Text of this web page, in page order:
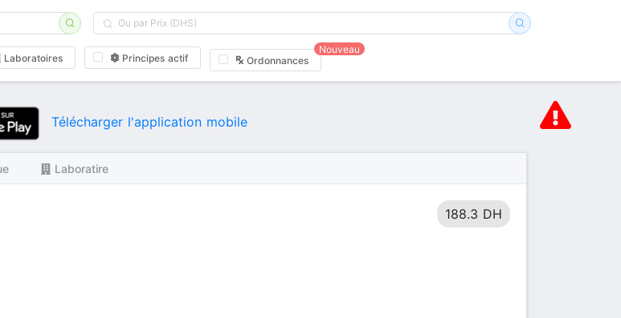
Laboratoires Principes actif Ordonnances
Nouveau
Télécharger l'application mobile
Laboratire
188.3 DH